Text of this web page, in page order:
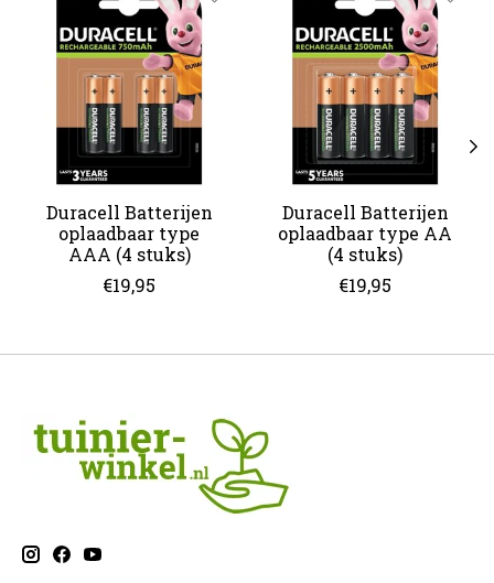
Duracell Batterijen
oplaadbaar type
AAA (4 stuks)
€19,95
Duracell Batterijen
oplaadbaar type AA
(4 stuks)
€19,95